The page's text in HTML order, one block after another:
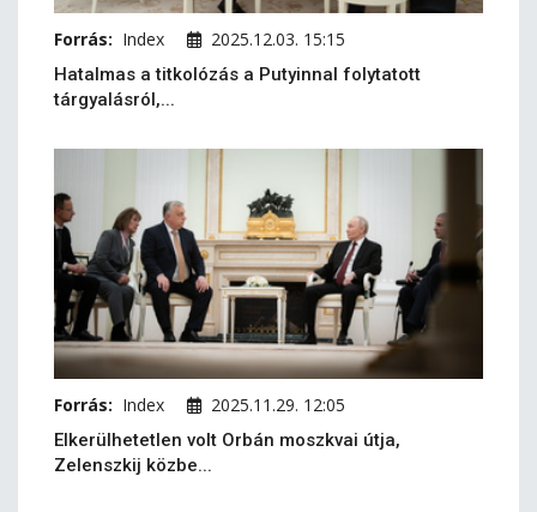
Forrás: Index 2025.12.03. 15:15
Hatalmas a titkolózás a Putyinnal folytatott
tárgyalásról,...
Forrás: Index 2025.11.29. 12:05
Elkerülhetetlen volt Orbán moszkvai útja,
Zelenszkij közbe...